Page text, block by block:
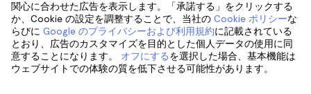
関心に合わせた広告を表示します。「承諾する」をクリックする
か、Cookie の設定を調整することで、当社の Cookie ポリシーな
らびに Google のプライバシーおよび利用規約に記載されている
とおり、広告のカスタマイズを目的とした個人データの使用に同
意することになります。 オフにするを選択した場合、基本機能は
ウェブサイトでの体験の質を低下させる可能性があります。
サポート
サポート
お問い合わせ
フォローしてください